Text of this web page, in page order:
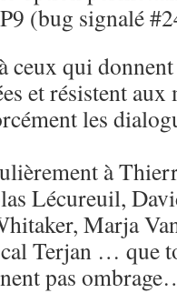
(bug signalé
ceux qui
et résistent
les
à
Lécureuil,
Marja
Terjan … que
pas